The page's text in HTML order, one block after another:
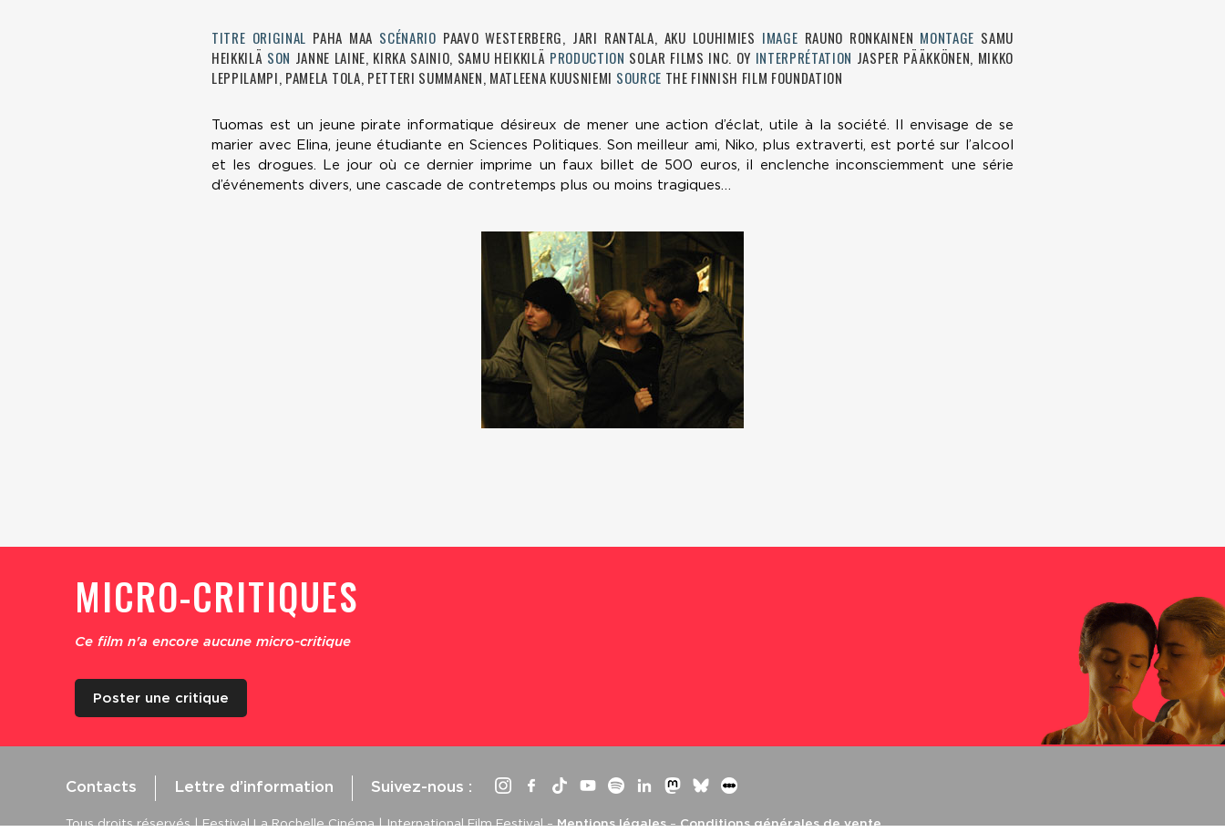
TITRE ORIGINAL PAHA MAA SCÉNARIO PAAVO WESTERBERG, JARI RANTALA, AKU LOUHIMIES IMAGE RAUNO RONKAINEN MONTAGE SAMU
HEIKKILÄ SON JANNE LAINE, KIRKA SAINIO, SAMU HEIKKILÄ PRODUCTION SOLAR FILMS INC. OY INTERPRÉTATION JASPER PÄÄKKÖNEN, MIKKO
LEPPILAMPI, PAMELA TOLA, PETTERI SUMMANEN, MATLEENA KUUSNIEMI SOURCE THE FINNISH FILM FOUNDATION
Tuomas est un jeune pirate informatique désireux de mener une action d’éclat, utile à la société. Il envisage de se
marier avec Elina, jeune étudiante en Sciences Politiques. Son meilleur ami, Niko, plus extraverti, est porté sur l’alcool
et les drogues. Le jour où ce dernier imprime un faux billet de 500 euros, il enclenche inconsciemment une série
d’événements divers, une cascade de contretemps plus ou moins tragiques…
MICRO-CRITIQUES
Ce film n'a encore aucune micro-critique
Poster une critique
Contacts Lettre d’information Suivez-nous :
Tous droits réservés | Festival La Rochelle Cinéma | International Film Festival –Mentions légales–Conditions générales de vente